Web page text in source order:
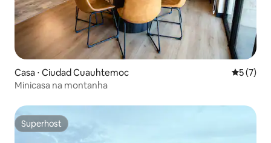
Casa ⋅ Ciudad Cuauhtemoc 5 de
5 (7)
Minicasa na montanha
Superhost
Superhost